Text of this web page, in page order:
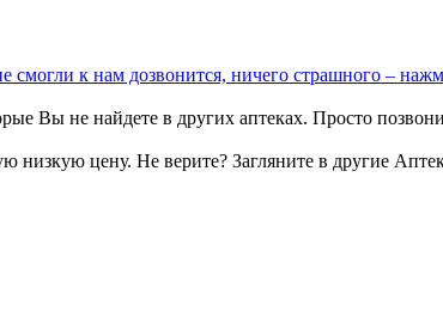
к нам дозвонится, ничего страшного –
Вы не найдете в других аптеках. Просто
низкую цену. Не верите? Загляните в другие